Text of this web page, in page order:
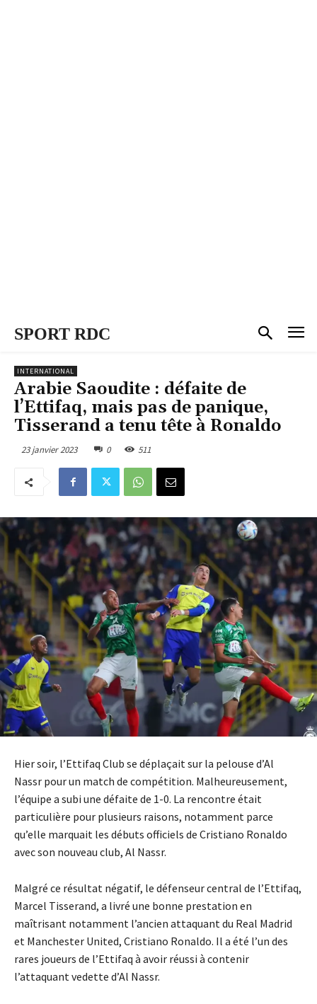
SPORT RDC
INTERNATIONAL
Arabie Saoudite : défaite de
l’Ettifaq, mais pas de panique,
Tisserand a tenu tête à Ronaldo
23 janvier 2023 0 511
Hier soir, l’Ettifaq Club se déplaçait sur la pelouse d’Al
Nassr pour un match de compétition. Malheureusement,
l’équipe a subi une défaite de 1-0. La rencontre était
particulière pour plusieurs raisons, notamment parce
qu’elle marquait les débuts officiels de Cristiano Ronaldo
avec son nouveau club, Al Nassr.
Malgré ce résultat négatif, le défenseur central de l’Ettifaq,
Marcel Tisserand, a livré une bonne prestation en
maîtrisant notamment l’ancien attaquant du Real Madrid
et Manchester United, Cristiano Ronaldo. Il a été l’un des
rares joueurs de l’Ettifaq à avoir réussi à contenir
l’attaquant vedette d’Al Nassr.